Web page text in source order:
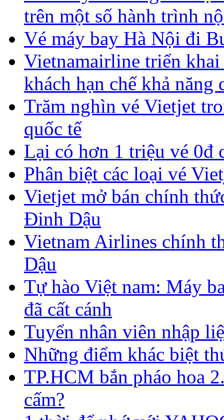
trên một số hành trình
Vé máy bay Hà Nội đi
Vietnamairline triển
khách hạn chế khả năng
Trăm nghìn vé Vietjet
quốc tế
Lại có hơn 1 triệu vé 0đ
Phân biệt các loại vé
Vietjet mở bán chính
Đinh Dậu
Vietnam Airlines chính
Dậu
Tự hào Việt nam: Máy
đã cất cánh
Tuyển nhân viên nhập
​Những điểm khác biệt
TP.HCM bắn pháo hoa
cấm?